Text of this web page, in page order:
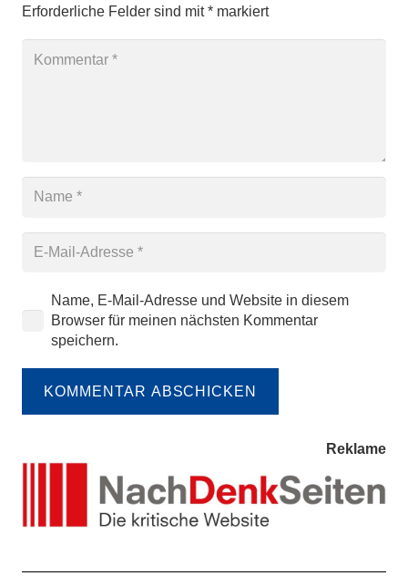
Erforderliche Felder sind mit* markiert
Name, E-Mail-Adresse und Website in diesem
Browser für meinen nächsten Kommentar
speichern.
KOMMENTAR ABSCHICKEN
Reklame